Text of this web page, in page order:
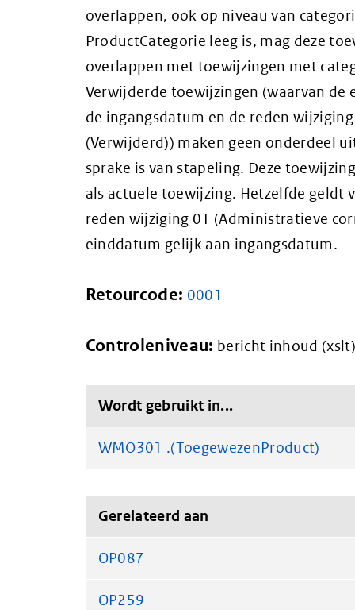
overlappen, ook op niveau van
ProductCategorie leeg is, mag deze
overlappen met toewijzingen met
Verwijderde toewijzingen (waarvan de
de ingangsdatum en de reden
(Verwijderd)) maken geen onderdeel
sprake is van stapeling. Deze
als actuele toewijzing. Hetzelfde geldt
reden wijziging 01 (Administratieve
einddatum gelijk aan ingangsdatum.
Retourcode: 0001
Controleniveau: bericht inhoud
Wordt gebruikt in...
WMO301 .(ToegewezenProduct)
Gerelateerd aan
OP087
OP259